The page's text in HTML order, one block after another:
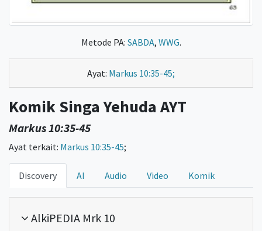
Metode PA: SABDA, WWG.
Ayat: Markus 10:35-45;
Komik Singa Yehuda AYT
Markus 10:35-45
Ayat terkait: Markus 10:35-45;
Discovery AI Audio Video Komik
AlkiPEDIA Mrk 10